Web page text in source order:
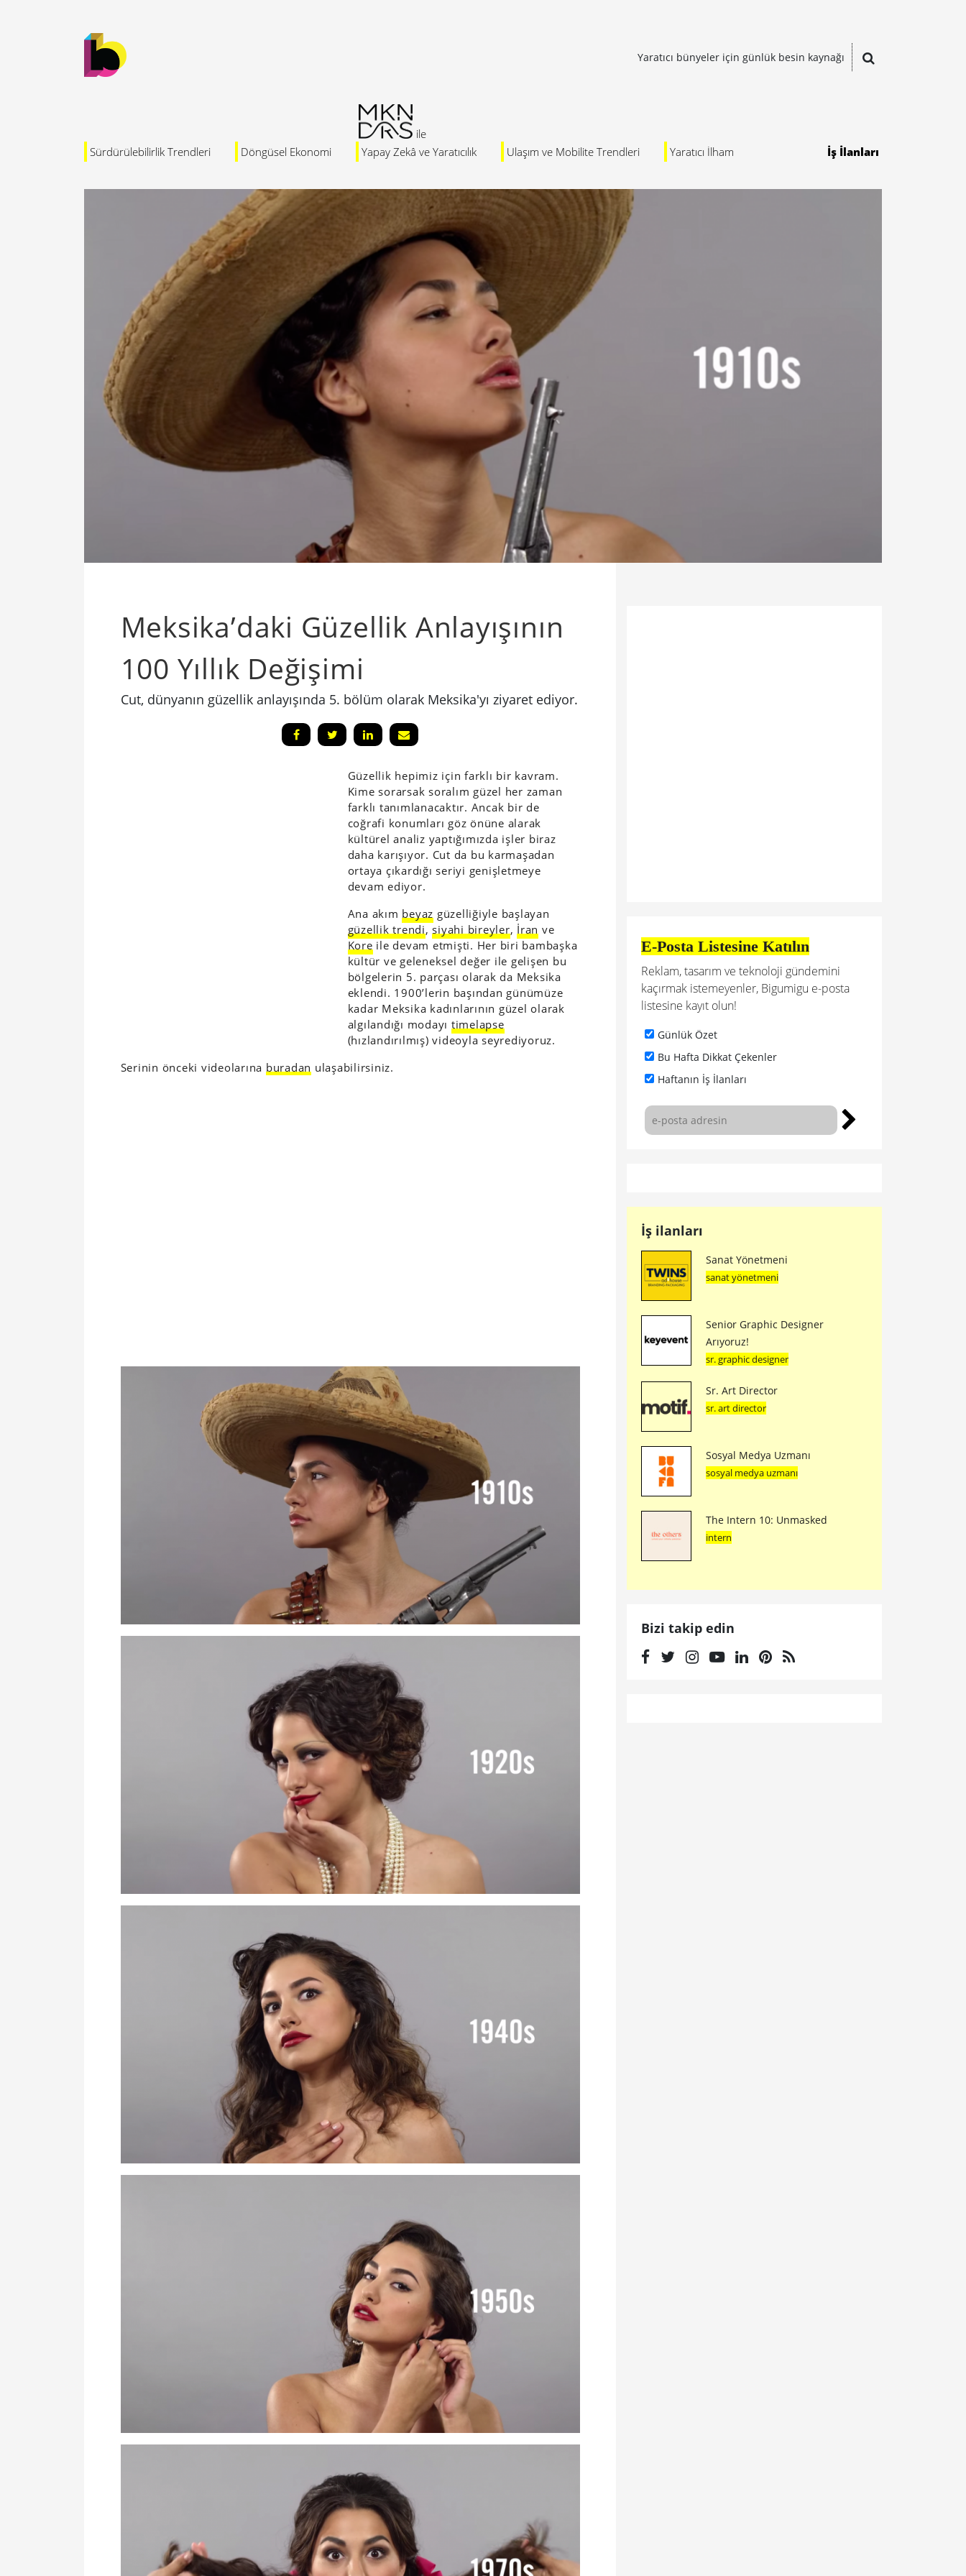
Yaratıcı bünyeler için günlük besin kaynağı
Sürdürülebilirlik Trendleri Döngüsel Ekonomi Yapay Zekâ ve Yaratıcılık Ulaşım ve Mobilite Trendleri Yaratıcı İlham İş İlanları
Meksika’daki Güzellik Anlayışının
100 Yıllık Değişimi
Cut, dünyanın güzellik anlayışında 5. bölüm olarak Meksika'yı ziyaret ediyor.
Güzellik hepimiz için farklı bir kavram.
Kime sorarsak soralım güzel her zaman
farklı tanımlanacaktır. Ancak bir de
coğrafi konumları göz önüne alarak
kültürel analiz yaptığımızda işler biraz
daha karışıyor. Cut da bu karmaşadan
ortaya çıkardığı seriyi genişletmeye
devam ediyor.
Ana akım beyaz güzelliğiyle başlayan
güzellik trendi,siyahi bireyler, İran ve
Kore ile devam etmişti. Her biri bambaşka
kültür ve geleneksel değer ile gelişen bu
bölgelerin 5. parçası olarak da Meksika
eklendi. 1900’lerin başından günümüze
kadar Meksika kadınlarının güzel olarak
algılandığı modayı timelapse
(hızlandırılmış) videoyla seyrediyoruz.
Serinin önceki videolarına buradan ulaşabilirsiniz.
E-Posta Listesine Katılın
Reklam, tasarım ve teknoloji gündemini
kaçırmak istemeyenler, Bigumigu e-posta
listesine kayıt olun!
Günlük Özet
Bu Hafta Dikkat Çekenler
Haftanın İş İlanları
İş ilanları
Sanat Yönetmeni
sanat yönetmeni
Senior Graphic Designer
Arıyoruz!
sr. graphic designer
Sr. Art Director
sr. art director
Sosyal Medya Uzmanı
sosyal medya uzmanı
The Intern 10: Unmasked
intern
Bizi takip edin